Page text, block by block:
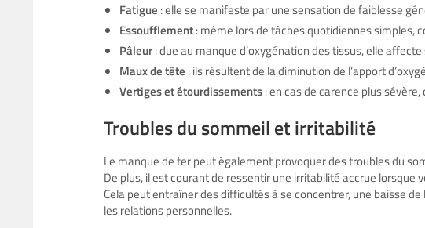
Fatigue : elle se manifeste par une sensation de faiblesse
Essoufflement: même lors de tâches quotidiennes simples,
Pâleur: due au manque d’oxygénation des tissus, elle
Maux de tête : ils résultent de la diminution de l’apport
Vertiges et étourdissements: en cas de carence plus
Troubles du sommeil et irritabilité
Le manque de fer peut également provoquer des troubles du
De plus, il est courant de ressentir une irritabilité accrue
Cela peut entraîner des difficultés à se concentrer, une baisse
les relations personnelles.